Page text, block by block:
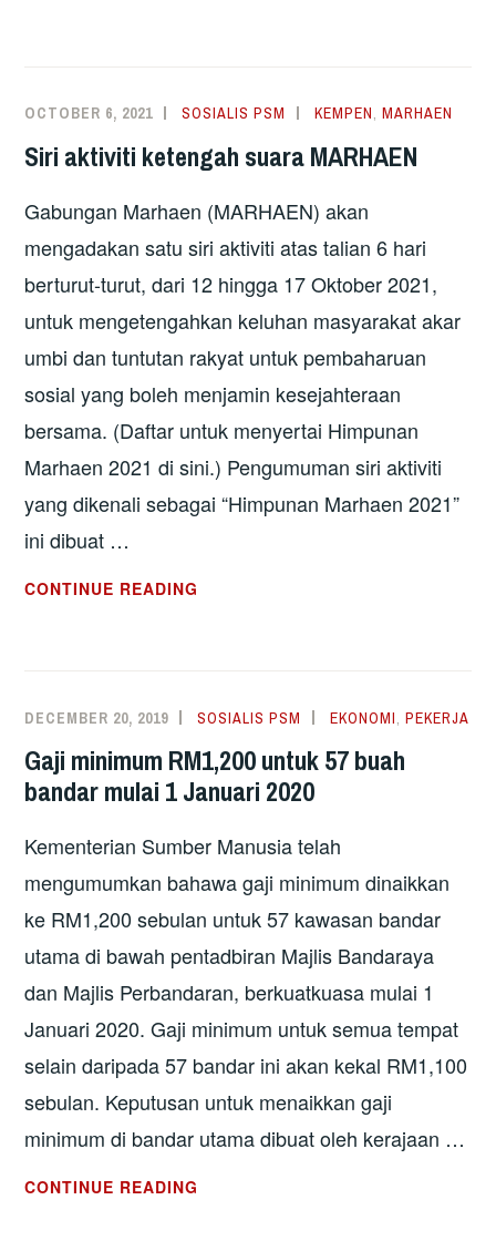
OCTOBER 6, 2021 SOSIALIS PSM KEMPEN,MARHAEN
Siri aktiviti ketengah suara MARHAEN
Gabungan Marhaen (MARHAEN) akan
mengadakan satu siri aktiviti atas talian 6 hari
berturut-turut, dari 12 hingga 17 Oktober 2021,
untuk mengetengahkan keluhan masyarakat akar
umbi dan tuntutan rakyat untuk pembaharuan
sosial yang boleh menjamin kesejahteraan
bersama. (Daftar untuk menyertai Himpunan
Marhaen 2021 di sini.) Pengumuman siri aktiviti
yang dikenali sebagai “Himpunan Marhaen 2021”
ini dibuat …
CONTINUE READING
DECEMBER 20, 2019 SOSIALIS PSM EKONOMI,PEKERJA
Gaji minimum RM1,200 untuk 57 buah
bandar mulai 1 Januari 2020
Kementerian Sumber Manusia telah
mengumumkan bahawa gaji minimum dinaikkan
ke RM1,200 sebulan untuk 57 kawasan bandar
utama di bawah pentadbiran Majlis Bandaraya
dan Majlis Perbandaran, berkuatkuasa mulai 1
Januari 2020. Gaji minimum untuk semua tempat
selain daripada 57 bandar ini akan kekal RM1,100
sebulan. Keputusan untuk menaikkan gaji
minimum di bandar utama dibuat oleh kerajaan …
CONTINUE READING